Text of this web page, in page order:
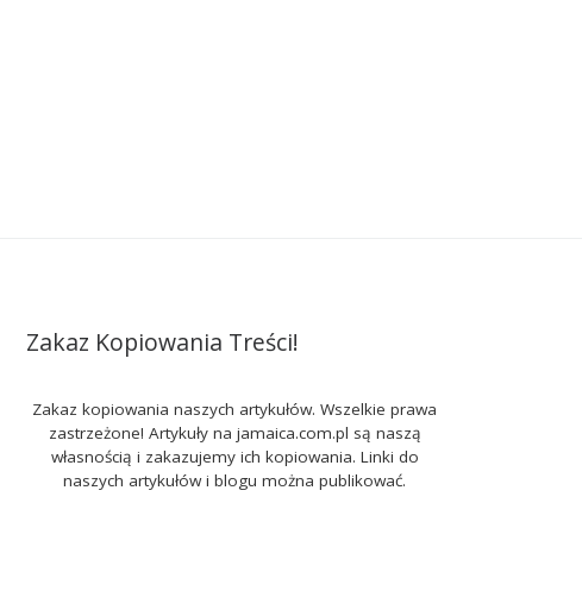
Zakaz Kopiowania Treści!
Zakaz kopiowania naszych artykułów. Wszelkie prawa
zastrzeżone! Artykuły na jamaica.com.pl są naszą
własnością i zakazujemy ich kopiowania. Linki do
naszych artykułów i blogu można publikować.